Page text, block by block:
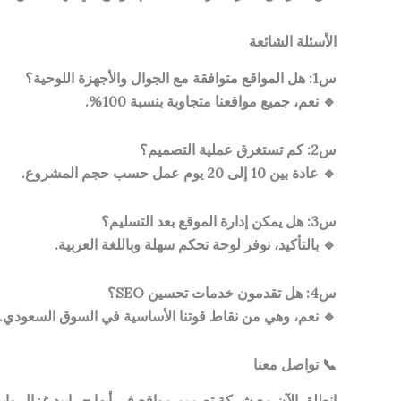
الأسئلة الشائعة
س1: هل المواقع متوافقة مع الجوال والأجهزة اللوحية؟
🔹 نعم، جميع مواقعنا متجاوبة بنسبة 100%.
س2: كم تستغرق عملية التصميم؟
🔹 عادة بين 10 إلى 20 يوم عمل حسب حجم المشروع.
س3: هل يمكن إدارة الموقع بعد التسليم؟
🔹 بالتأكيد، نوفر لوحة تحكم سهلة وباللغة العربية.
س4: هل تقدمون خدمات تحسين SEO؟
🔹 نعم، وهي من نقاط قوتنا الأساسية في السوق السعودي.
📞 تواصل معنا